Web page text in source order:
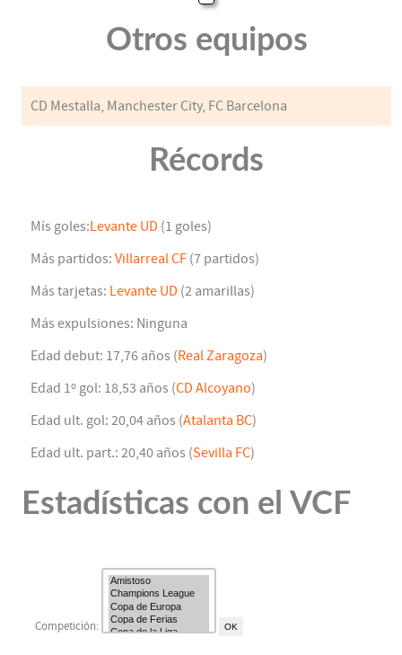
Otros equipos
CD Mestalla, Manchester City, FC Barcelona
Récords
Mís goles:Levante UD (1 goles)
Más partidos: Villarreal CF (7 partidos)
Más tarjetas: Levante UD (2 amarillas)
Más expulsiones: Ninguna
Edad debut: 17,76 años (Real Zaragoza)
Edad 1º gol: 18,53 años (CD Alcoyano)
Edad ult. gol: 20,04 años (Atalanta BC)
Edad ult. part.: 20,40 años (Sevilla FC)
Estadísticas con el VCF
Competición: